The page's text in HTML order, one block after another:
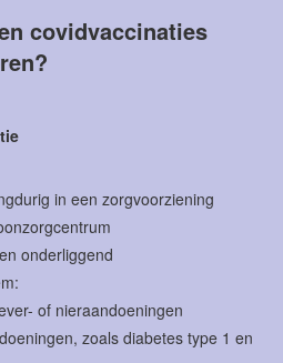
covidvaccinaties
in een zorgvoorziening
onderliggend
of nieraandoeningen
zoals diabetes type 1 en